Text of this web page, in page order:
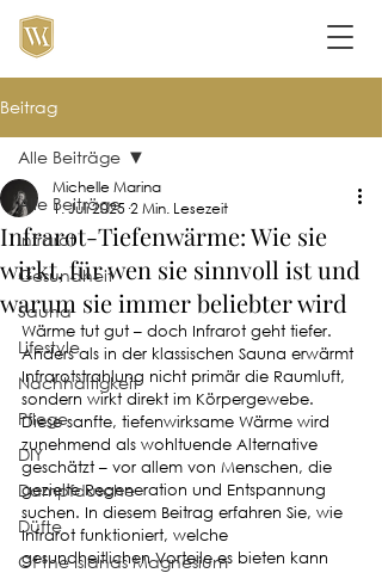
Beitrag
Alle Beiträge
Infrarot
Gesundheit
Sauna
Lifestyle
Nachhaltigkeit
Pflege
DIY
Dampfdusche
Düfte
Of the Islands Magnesium
Alle Beiträge
Infrarot-Tiefenwärme: Wie sie
wirkt, für wen sie sinnvoll ist und
warum sie immer beliebter wird
Michelle Marina
1. Juli 2025 2 Min. Lesezeit
Wärme tut gut – doch Infrarot geht tiefer.
Anders als in der klassischen Sauna erwärmt
Infrarotstrahlung nicht primär die Raumluft,
sondern wirkt direkt im Körpergewebe.
Diese sanfte, tiefenwirksame Wärme wird
zunehmend als wohltuende Alternative
geschätzt – vor allem von Menschen, die
gezielte Regeneration und Entspannung
suchen. In diesem Beitrag erfahren Sie, wie
Infrarot funktioniert, welche
gesundheitlichen Vorteile es bieten kann